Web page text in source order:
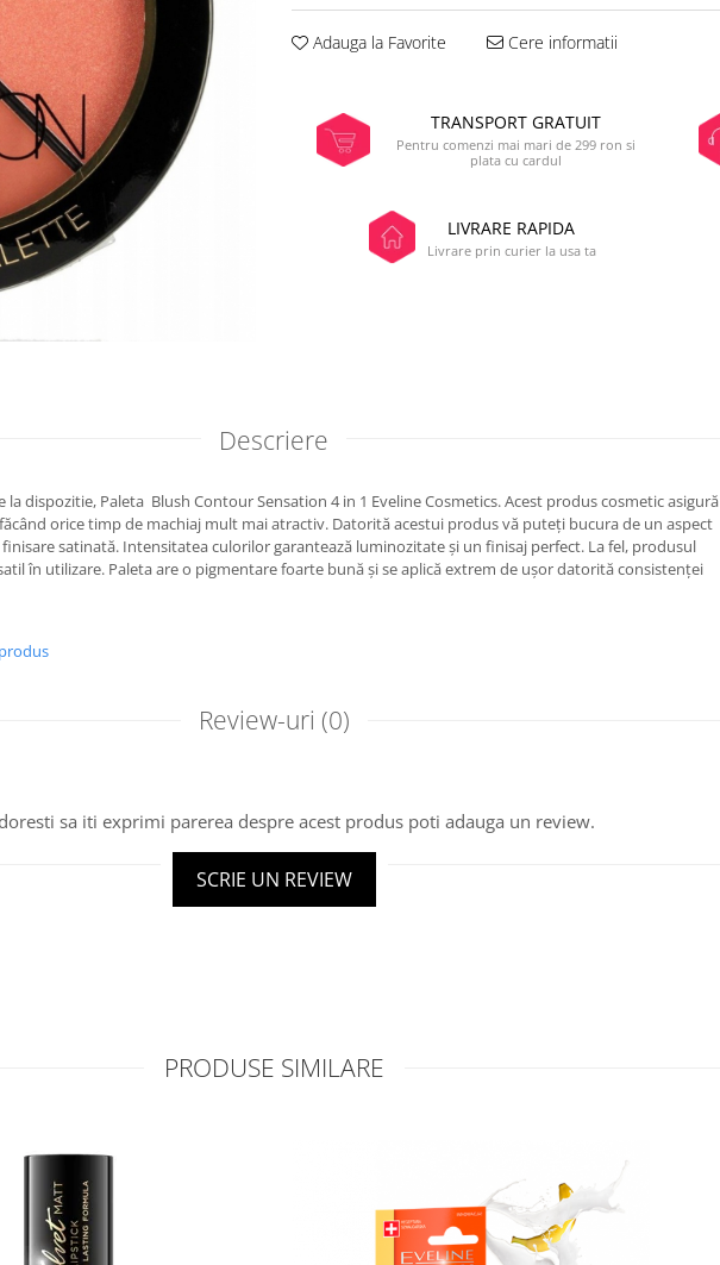
Adauga la Favorite Cere informatii
TRANSPORT GRATUIT
Pentru comenzi mai mari de 299 ron si
plata cu cardul
LIVRARE RAPIDA
Livrare prin curier la usa ta
Descriere
la dispozitie, Paleta Blush Contour Sensation 4 in 1 Eveline Cosmetics. Acest produs cosmetic asigură
orice timp de machiaj mult mai atractiv. Datorită acestui produs vă puteți bucura de un aspect
satinată. Intensitatea culorilor garantează luminozitate și un finisaj perfect. La fel, produsul
în utilizare. Paleta are o pigmentare foarte bună și se aplică extrem de ușor datorită consistenței
Review-uri (0)
sa iti exprimi parerea despre acest produs poti adauga un review.
SCRIE UN REVIEW
PRODUSE SIMILARE